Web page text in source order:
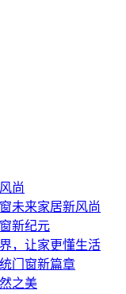
尚
未来家居新风尚
新纪元
，让家更懂生活
门窗新篇章
之美